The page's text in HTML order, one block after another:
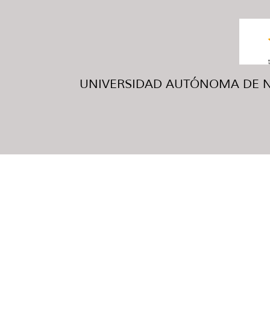
UNIVERSIDAD AUTÓNOMA DE